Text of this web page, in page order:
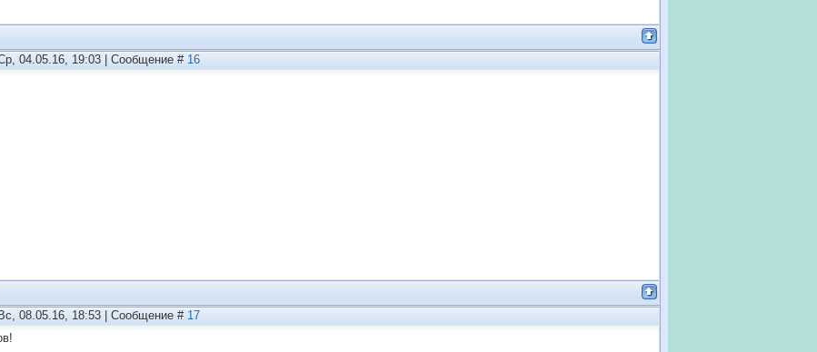
04.05.16, 19:03 | Сообщение # 16
08.05.16, 18:53 | Сообщение # 17